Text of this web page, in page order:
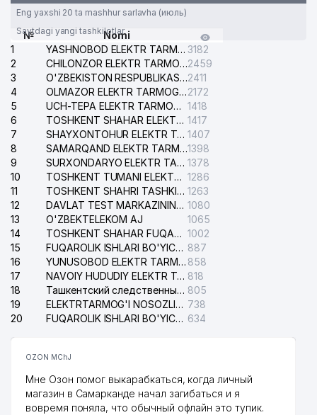
Eng yaxshi 20 ta mashhur sarlavha (июль)
Saytdagi yangi tashkilotlar
№
Nomi
1
YASHNOBOD ELEKTR TARMOG'I NOSOZLIKLARI XIZMATI 3182
2
CHILONZOR ELEKTR TARMOG'I NOSOZLIK XIZMATI2459
3
O'ZBEKISTON RESPUBLIKASI BOSH PROKURATURASI ISHONCH TELEFONI2411
4
OLMAZOR ELEKTR TARMOG'I NOSOZLIKLARI XIZMATI2172
5
UCH-TEPA ELEKTR TARMOG'I NOSOZLIKLARI XIZMATI 1418
6
TOSHKENT SHAHAR ELEKTR TARMOQLARI KORXONASI AJ 1417
7
SHAYXONTOHUR ELEKTR TARMOG'I NOSOZLIKLARINI TUZATISH XIZMATI 1407
8
SAMARQAND ELEKTR TARMOQLARI AJ1398
9
SURXONDARYO ELEKTR TARMOQLARI AJ 1378
10
TOSHKENT TUMANI ELEKTR TARMOG'I AVARIYA XIZMATI 1286
11
TOSHKENT SHAHRI TASHKILOT TELEFONLARI HAQIDA MA'LUMOT BYUROSI 1263
12
DAVLAT TEST MARKAZINING ISHONCH TELEFONLARI 1080
13
O'ZBEKTELEKOM AJ
1065
14
TOSHKENT SHAHAR FUQAROLIK ISHLARI BO'YICHA SUDI 1002
15
FUQAROLIK ISHLARI BO'YICHA YAKKASAROY TUMANLARARO SUDI 887
16
YUNUSOBOD ELEKTR TARMOG'I NOSOZLIKLARI XIZMATI 858
17
NAVOIY HUDUDIY ELEKTR TARMOQLARI KORXONASI AJ 818
18
Ташкентский следственный изолятор 805
19
ELEKTRTARMOG'I NOSOZLIKLARINI TO'ZATISH SERGELI XIZMATI 738
20
FUQAROLIK ISHLARI BO'YICHA UCH-TEPA TUMANI SUDI 634
OZON MChJ
Мне Озон помог выкарабкаться, когда личный
магазин в Самарканде начал загибаться и я
вовремя поняла, что обычный офлайн это тупик.